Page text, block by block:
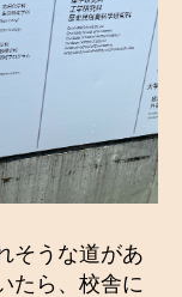
そうな道があ
たら、校舎に